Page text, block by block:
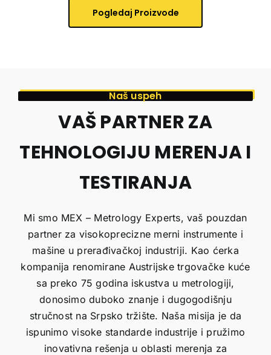
Pogledaj Proizvode
Naš uspeh
VAŠ PARTNER ZA
TEHNOLOGIJU MERENJA I
TESTIRANJA
Mi smo MEX – Metrology Experts, vaš pouzdan
partner za visokoprecizne merni instrumente i
mašine u prerađivačkoj industriji. Kao ćerka
kompanija renomirane Austrijske trgovačke kuće
sa preko 75 godina iskustva u metrologiji,
donosimo duboko znanje i dugogodišnju
stručnost na Srpsko tržište. Naša misija je da
ispunimo visoke standarde industrije i pružimo
inovativna rešenja u oblasti merenja za